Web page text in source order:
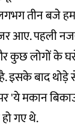
तीन बजे
आए. पहली
कुछ लोगों के
इसके बाद
'ये मकान
गए थे.